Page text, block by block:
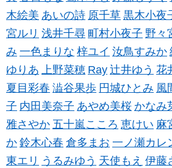
木絵美 あいの詩 原千草 黒木小夜
宮ルリ 浅井千尋 町村小夜子 野々
み 一色まりな 梓ユイ 汝鳥すみか
ゆりあ 上野菜穂 Ray 辻井ゆう 花
夏目彩春 澁谷果歩 円城ひとみ 風
子 内田美奈子 あやめ美桜 かなみ
雅さやか 五十嵐こころ 恵けい 麻
か 鈴木心春 倉多まお 一ノ瀬カレ
東エリ うるみゆう 天使もえ 伊藤